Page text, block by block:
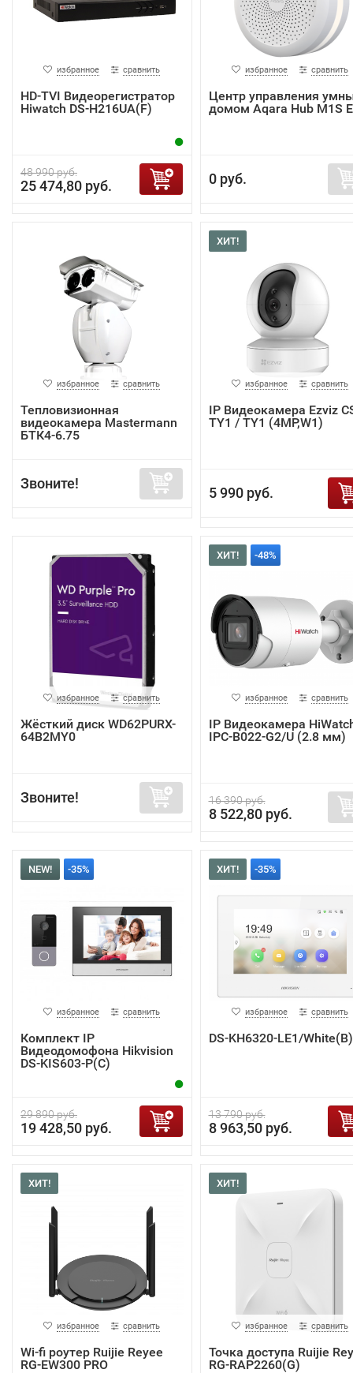
избранное сравнить
HD-TVI Видеорегистратор
Hiwatch DS-H216UA(F)
48 990 руб.
25 474,80 руб.
избранное сравнить
Центр управления
домом Aqara Hub M1S
0 руб.
избранное сравнить
Тепловизионная
видеокамера Mastermann
БТК4-6.75
Звоните!
ХИТ!
избранное сравнить
IP Видеокамера Ezviz
TY1 / TY1 (4MP,W1)
5 990 руб.
избранное сравнить
Жёсткий диск WD62PURX-
64B2MY0
Звоните!
ХИТ! -48%
избранное сравнить
IP Видеокамера
IPC-B022-G2/U (2.8 мм)
16 390 руб.
8 522,80 руб.
NEW! -35%
избранное сравнить
Комплект IP
Видеодомофона Hikvision
DS-KIS603-P(C)
29 890 руб.
19 428,50 руб.
ХИТ! -35%
избранное сравнить
DS-KH6320-LE1/White(B)
13 790 руб.
8 963,50 руб.
ХИТ!
избранное сравнить
Wi-fi роутер Ruijie Reyee
RG-EW300 PRO
ХИТ!
избранное сравнить
Точка доступа Ruijie
RG-RAP2260(G)